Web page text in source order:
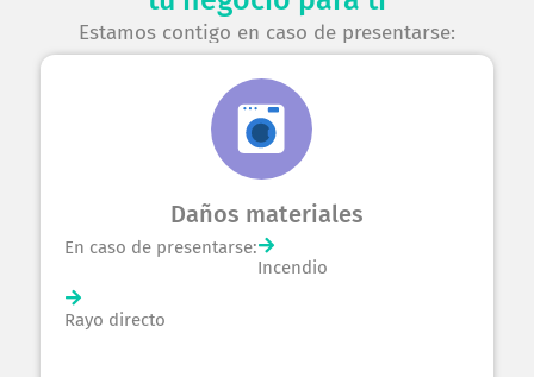
Estamos contigo en caso de presentarse:
Daños materiales
En caso de presentarse:
Incendio
Rayo directo